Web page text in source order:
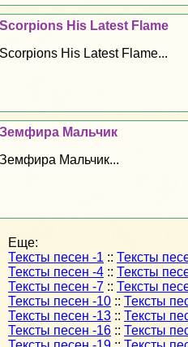
Scorpions His Latest Flame
Scorpions His Latest Flame...
Земфира Мальчик
Земфира Мальчик...
Еще:
Тексты песен -1 :: Тексты
Тексты песен -4 :: Тексты
Тексты песен -7 :: Тексты
Тексты песен -10 :: Тексты
Тексты песен -13 :: Тексты
Тексты песен -16 :: Тексты